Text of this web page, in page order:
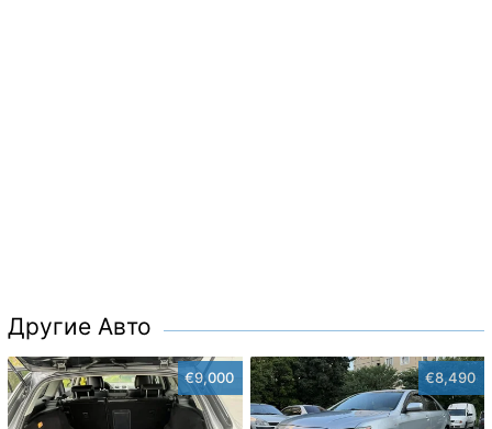
Другие Авто
€9,000 €8,490